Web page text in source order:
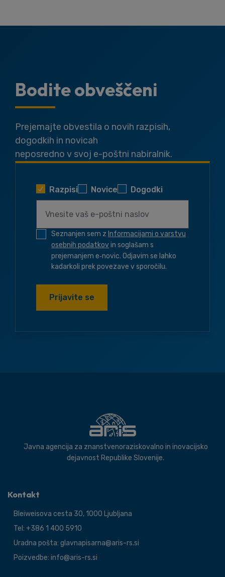
Bodite obveščeni
Prejemajte obvestila o novih razpisih,
dogodkih in novicah
neposredno v svoj e-poštni nabiralnik.
Razpisi Novice Dogodki
Seznanjen sem z Informacijami o varstvu
osebnih podatkovin soglašam s
prejemanjem e‑novic. Odjavim se lahko
kadarkoli prek povezave v sporočilu.
Prijavite se
Javna agencija za znanstvenoraziskovalno in inovacijsko
dejavnost Republike Slovenije.
Kontakt
Bleiweisova cesta 30, 1000 Ljubljana
Tel: +386 1 400 5910
Uradna pošta: glavnapisarna@aris-rs.si
Poizvedbe: info@aris-rs.si